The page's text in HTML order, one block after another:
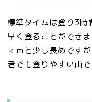
標準タイムは登り3時
早く登ることができ
ｋｍと少し長めです
者でも登りやすい山で